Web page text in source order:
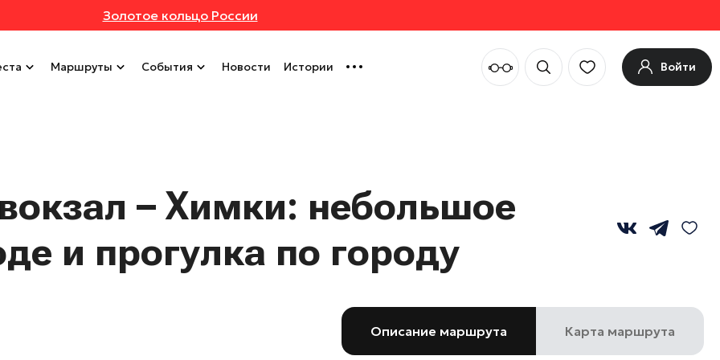
Золотое кольцо России
Маршруты События Новости Истории Войти
– Химки: небольшое
и прогулка по городу
Описание маршрута Карта маршрута